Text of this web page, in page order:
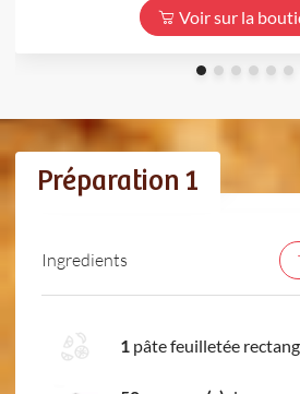
Voir sur la
Préparation 1
Ingredients
1 pâte feuilletée